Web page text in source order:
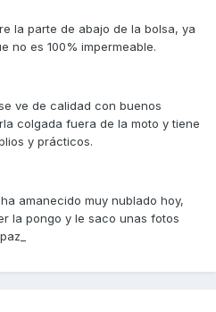
la parte de abajo de la bolsa, ya
no es 100% impermeable.
ve de calidad con buenos
colgada fuera de la moto y tiene
y prácticos.
amanecido muy nublado hoy,
la pongo y le saco unas fotos